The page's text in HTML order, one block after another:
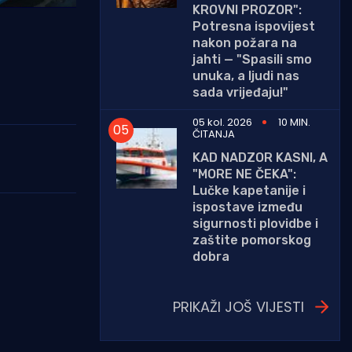
KROVNI PROZOR":
Potresna ispovijest
nakon požara na
jahti — "Spasili smo
unuka, a ljudi nas
sada vrijeđaju!"
05 kol. 2026
10 MIN.
ČITANJA
KAD NADZOR KASNI, A
"MORE NE ČEKA":
Lučke kapetanije i
ispostave između
sigurnosti plovidbe i
zaštite pomorskog
dobra
PRIKAŽI JOŠ VIJESTI